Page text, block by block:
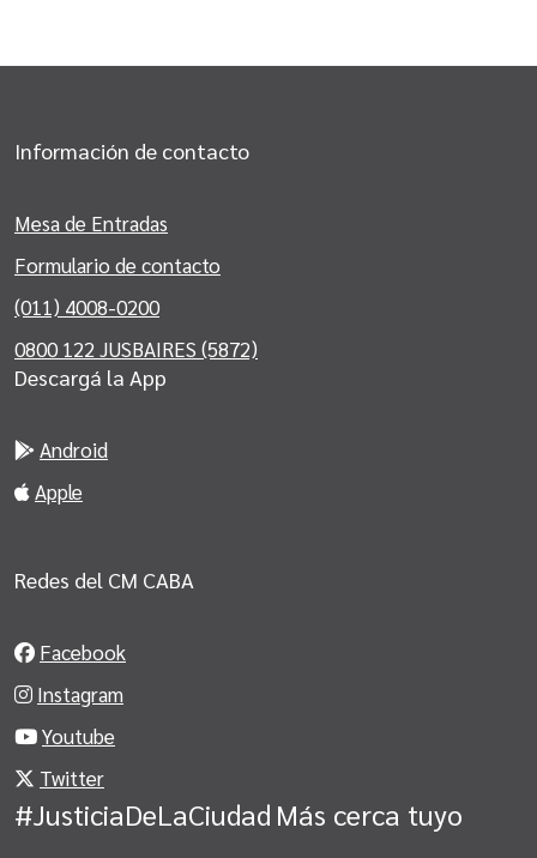
Información de contacto
Mesa de Entradas
Formulario de contacto
(011) 4008-0200
0800 122 JUSBAIRES (5872)
Descargá la App
Android
Apple
Redes del CM CABA
Facebook
Instagram
Youtube
Twitter
#JusticiaDeLaCiudad Más cerca tuyo